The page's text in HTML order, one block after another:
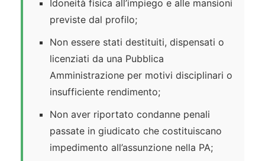
Idoneità fisica all’impiego e alle mansioni
previste dal profilo;
Non essere stati destituiti, dispensati o
licenziati da una Pubblica
Amministrazione per motivi disciplinari o
insufficiente rendimento;
Non aver riportato condanne penali
passate in giudicato che costituiscano
impedimento all’assunzione nella PA;